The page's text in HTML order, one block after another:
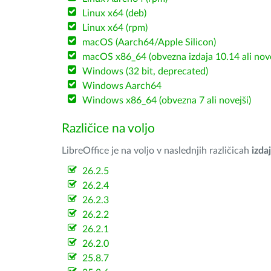
Linux x64 (deb)
Linux x64 (rpm)
macOS (Aarch64/Apple Silicon)
macOS x86_64 (obvezna izdaja 10.14 ali
Windows (32 bit, deprecated)
Windows Aarch64
Windows x86_64 (obvezna 7 ali novejši)
Različice na voljo
LibreOffice je na voljo v naslednjih različicah izdaj
26.2.5
26.2.4
26.2.3
26.2.2
26.2.1
26.2.0
25.8.7